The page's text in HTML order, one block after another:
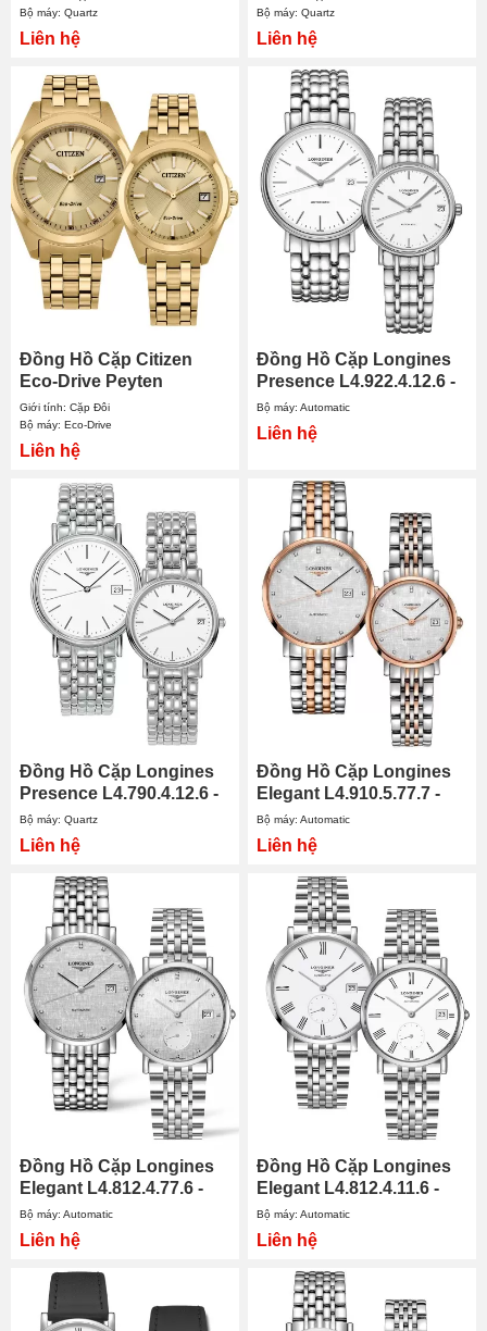
Bộ máy: Quartz
Liên hệ
Bộ máy: Quartz
Liên hệ
Đồng Hồ Cặp Citizen
Eco-Drive Peyten
BM7532-54P - EO1222-
50P
Giới tính: Cặp Đôi
Bộ máy: Eco-Drive
Liên hệ
Đồng Hồ Cặp Longines
Presence L4.922.4.12.6 -
L4.322.4.12.6
Bộ máy: Automatic
Liên hệ
Đồng Hồ Cặp Longines
Presence L4.790.4.12.6 -
L4.320.4.12.6
Bộ máy: Quartz
Liên hệ
Đồng Hồ Cặp Longines
Elegant L4.910.5.77.7 -
L4.309.5.77.7
Bộ máy: Automatic
Liên hệ
Đồng Hồ Cặp Longines
Elegant L4.812.4.77.6 -
L4.312.4.77.6
Bộ máy: Automatic
Liên hệ
Đồng Hồ Cặp Longines
Elegant L4.812.4.11.6 -
L4.312.4.11.6
Bộ máy: Automatic
Liên hệ